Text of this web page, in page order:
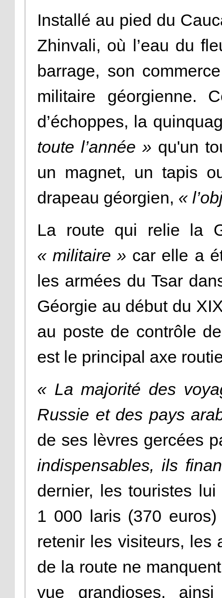
Installé au pied du
Zhinvali, où l’eau du
barrage, son
militaire géorgienne.
d’échoppes, la
toute l’année » qu'un
un magnet, un tapis
drapeau géorgien, «
La route qui relie la
« militaire » car elle a
les armées du Tsar
Géorgie au début du
au poste de contrôle
est le principal axe
« La majorité des
Russie et des pays
de ses lèvres gercées
indispensables, ils
dernier, les touristes
1 000 laris (370
retenir les visiteurs, les
de la route ne
vue grandioses,